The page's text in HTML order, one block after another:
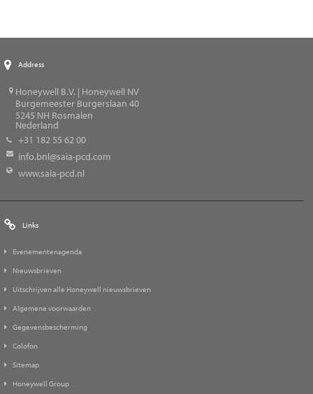
Address
Honeywell B.V. | Honeywell NV
Burgemeester Burgerslaan 40
5245 NH Rosmalen
Nederland
+31 182 55 62 00
info.bnl@saia-pcd.com
www.saia-pcd.nl
Links
Evenementenagenda
Nieuwsbrieven
Uitschrijven alle Honeywell nieuwsbrieven
Algemene voorwaarden
Gegevensbescherming
Colofon
Sitemap
Honeywell Group